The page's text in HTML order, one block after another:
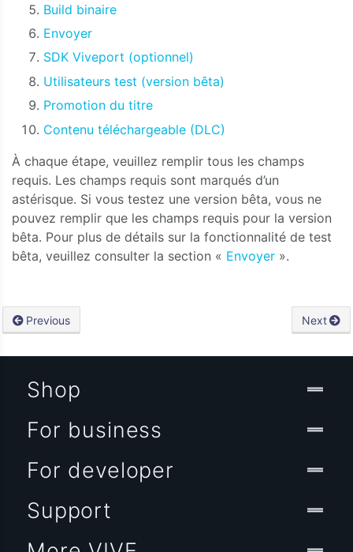
Build binaire
Envoyer
SDK Viveport (optionnel)
Utilisateurs test (version bêta)
Promotion du titre
Contenu téléchargeable (DLC)
À chaque étape, veuillez remplir tous les champs
requis. Les champs requis sont marqués d’un
astérisque. Si vous testez une version bêta, vous ne
pouvez remplir que les champs requis pour la version
bêta. Pour plus de détails sur la fonctionnalité de test
bêta, veuillez consulter la section « Envoyer ».
Previous Next
Shop
For business
For developer
Support